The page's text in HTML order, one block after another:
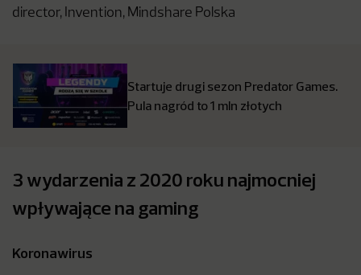
director, Invention, Mindshare Polska
Startuje drugi sezon Predator Games.
Pula nagród to 1 mln złotych
3 wydarzenia z 2020 roku najmocniej
wpływające na gaming
Koronawirus